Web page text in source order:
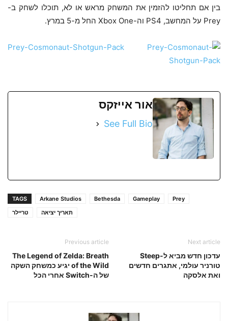
בין אם תחליטו להזמין את המשחק מראש או לא, תוכלו לשחק ב-
Prey על המחשב, PS4 וה-Xbox One החל מ-5 במרץ.
אור אייזקס
See Full Bio
TAGS Arkane Studios Bethesda Gameplay
Prey
טריילר
תאריך יציאה
Previous article
The Legend of Zelda: Breath
of the Wild יגיע כמשחק השקה
של ה-Switch אחרי הכל
Next article
עדכון חדש מביא ל-Steep
טורניר עולמי, אתגרים חדשים
ואת אלסקה